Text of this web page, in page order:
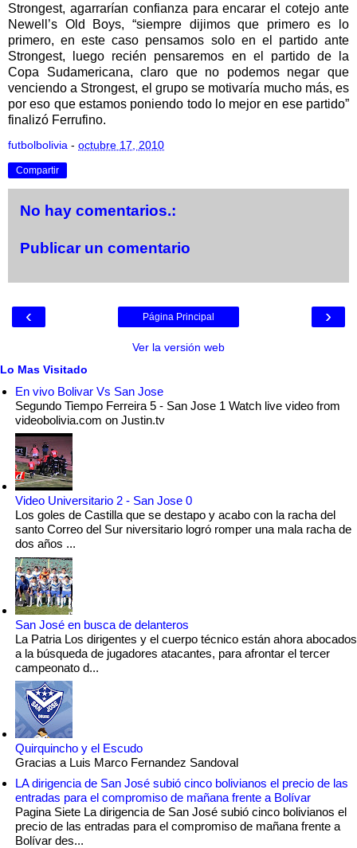
Strongest, agarrarían confianza para encarar el cotejo ante
Newell’s Old Boys, “siempre dijimos que primero es lo
primero, en este caso pensamos solo en el partido ante
Strongest, luego recién pensaremos en el partido de la
Copa Sudamericana, claro que no podemos negar que
venciendo a Strongest, el grupo se motivaría mucho más, es
por eso que estamos poniendo todo lo mejor en ese partido”
finalizó Ferrufino.
futbolbolivia - octubre 17, 2010
Compartir
No hay comentarios.:
Publicar un comentario
‹ ›
Página Principal
Ver la versión web
Lo Mas Visitado
En vivo Bolivar Vs San Jose
Segundo Tiempo Ferreira 5 - San Jose 1 Watch live video from
videobolivia.com on Justin.tv
Video Universitario 2 - San Jose 0
Los goles de Castilla que se destapo y acabo con la racha del
santo Correo del Sur niversitario logró romper una mala racha de
dos años ...
San José en busca de delanteros
La Patria Los dirigentes y el cuerpo técnico están ahora abocados
a la búsqueda de jugadores atacantes, para afrontar el tercer
campeonato d...
Quirquincho y el Escudo
Gracias a Luis Marco Fernandez Sandoval
LA dirigencia de San José subió cinco bolivianos el precio de las
entradas para el compromiso de mañana frente a Bolívar
Pagina Siete La dirigencia de San José subió cinco bolivianos el
precio de las entradas para el compromiso de mañana frente a
Bolívar des...